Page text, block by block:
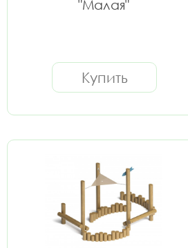
"Малая"
Купить